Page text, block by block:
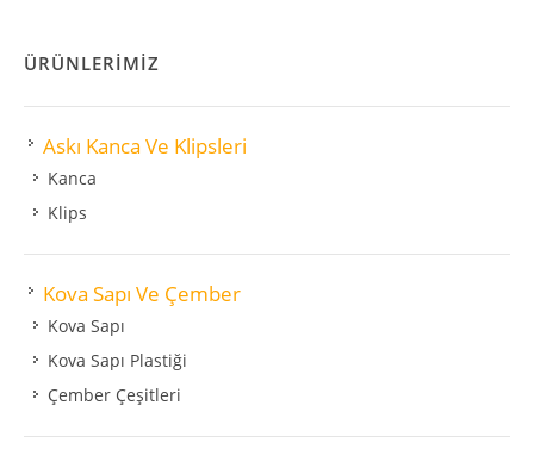
ÜRÜNLERİMİZ
Askı Kanca Ve Klipsleri
Kanca
Klips
Kova Sapı Ve Çember
Kova Sapı
Kova Sapı Plastiği
Çember Çeşitleri